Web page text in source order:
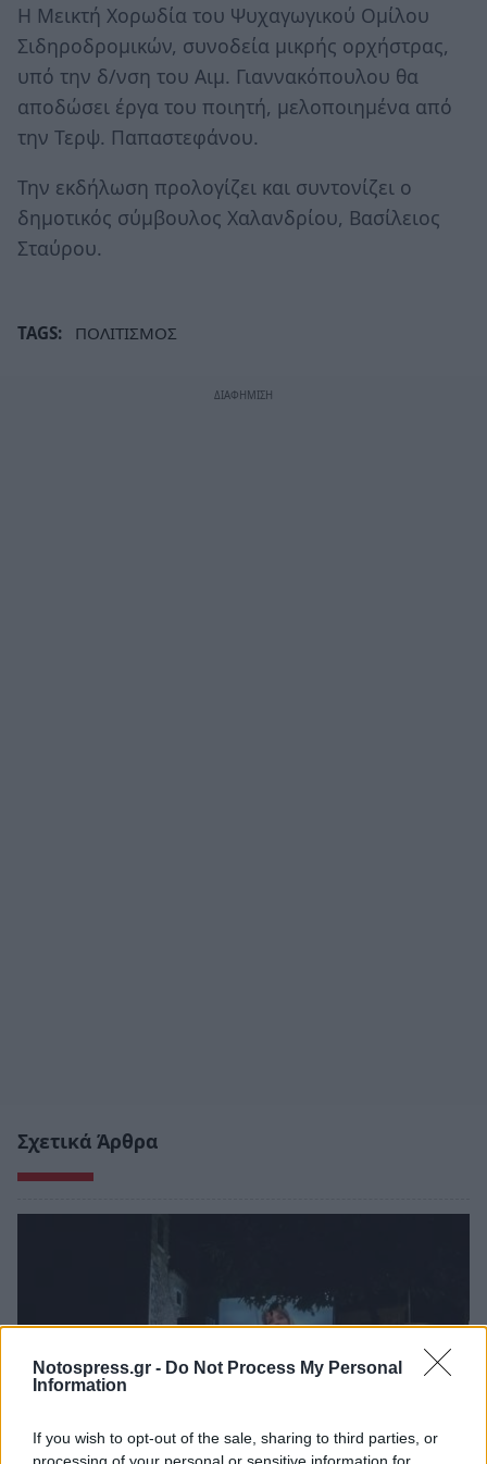
Notospress.gr - Do Not Process My Personal
Information
If you wish to opt-out of the sale, sharing to third parties, or
Η Μεικτή Χορωδία του Ψυχαγωγικού Ομίλου
Σιδηροδρομικών, συνοδεία μικρής ορχήστρας,
υπό την δ/νση του Αιμ. Γιαννακόπουλου θα
αποδώσει έργα του ποιητή, μελοποιημένα από
την Τερψ. Παπαστεφάνου.
Την εκδήλωση προλογίζει και συντονίζει ο
δημοτικός σύμβουλος Χαλανδρίου, Βασίλειος
Σταύρου.
TAGS: ΠΟΛΙΤΙΣΜΟΣ
Σχετικά Άρθρα